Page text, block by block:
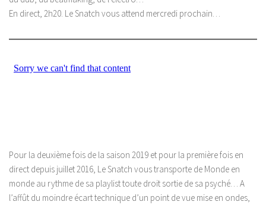
En direct, 2h20. Le Snatch vous attend mercredi prochain…
Pour la deuxième fois de la saison 2019 et pour la première fois en
direct depuis juillet 2016, Le Snatch vous transporte de Monde en
monde au rythme de sa playlist toute droit sortie de sa psyché… A
l’affût du moindre écart technique d’un point de vue mise en ondes,